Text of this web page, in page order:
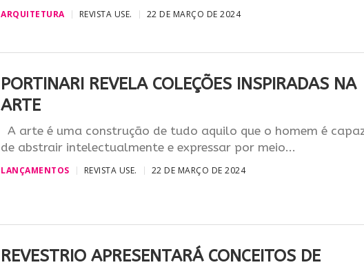
ARQUITETURA REVISTA USE. 22 DE MARÇO DE 2024
PORTINARI REVELA COLEÇÕES INSPIRADAS NA
ARTE
A arte é uma construção de tudo aquilo que o homem é
de abstrair intelectualmente e expressar por meio...
LANÇAMENTOS REVISTA USE. 22 DE MARÇO DE 2024
REVESTRIO APRESENTARÁ CONCEITOS DE